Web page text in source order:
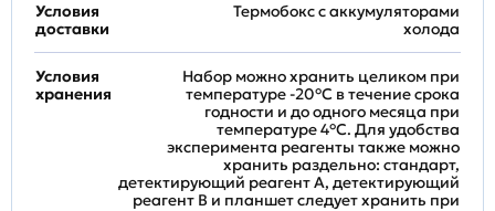
Условия
доставки
Термобокс с аккумуляторами
холода
Условия
хранения
Набор можно хранить целиком при
температуре -20°C в течение срока
годности и до одного месяца при
температуре 4°C. Для удобства
эксперимента реагенты также можно
хранить раздельно: стандарт,
детектирующий реагент A, детектирующий
реагент B и планшет следует хранить при